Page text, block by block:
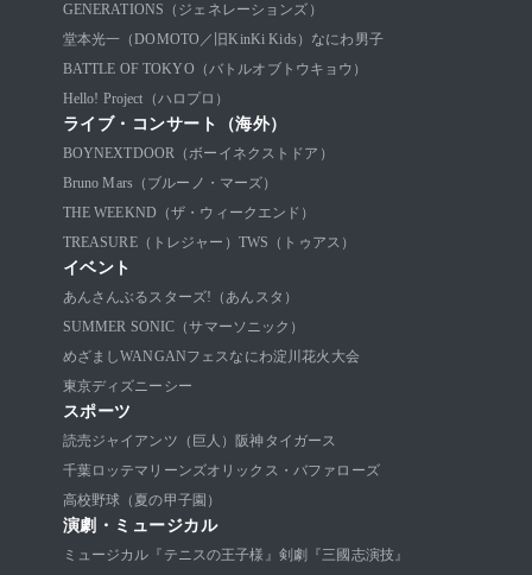
GENERATIONS（ジェネレーションズ）
堂本光一（DOMOTO／旧KinKi Kids） なにわ男子
BATTLE OF TOKYO（バトルオブトウキョウ）
Hello! Project（ハロプロ）
ライブ・コンサート（海外）
BOYNEXTDOOR（ボーイネクストドア）
Bruno Mars（ブルーノ・マーズ）
THE WEEKND（ザ・ウィークエンド）
TREASURE（トレジャー） TWS（トゥアス）
イベント
あんさんぶるスターズ!（あんスタ）
SUMMER SONIC（サマーソニック）
めざましWANGANフェスなにわ淀川花火大会
東京ディズニーシー
スポーツ
読売ジャイアンツ（巨人）
阪神タイガース
千葉ロッテマリーンズオリックス・バファローズ
高校野球（夏の甲子園）
演劇・ミュージカル
ミュージカル『テニスの王子様』 剣劇『三國志演技』